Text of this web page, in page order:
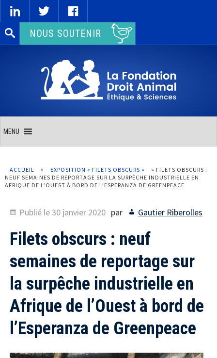
Rechercher :NOUS SOUTENIR
MENU
ACCUEIL » EXPOSITION « FILETS OBSCURS » » FILETS OBSCURS :
NEUF SEMAINES DE REPORTAGE SUR LA SURPÊCHE INDUSTRIELLE EN
AFRIQUE DE L’OUEST À BORD DE L’ESPERANZA DE GREENPEACE
Publié le30 janvier 2020 par Gautier Riberolles
Filets obscurs : neuf
semaines de reportage sur
la surpêche industrielle en
Afrique de l’Ouest à bord de
l’Esperanza de Greenpeace